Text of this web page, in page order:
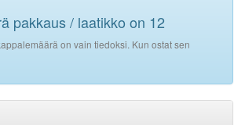
pakkaus / laatikko on 12
on vain tiedoksi. Kun ostat sen